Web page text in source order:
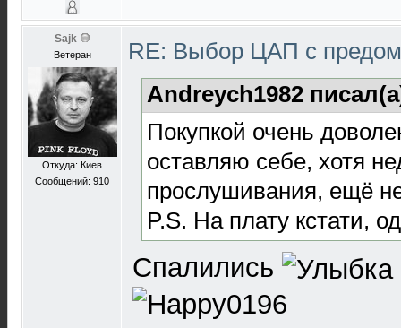
Sajk
Ветеран
Откуда: Киев
Сообщений: 910
RE: Выбор ЦАП с
Andreych1982
Покупкой очень
оставляю себе, хотя
прослушивания, ещё
P.S. На плату кстати,
Спалились